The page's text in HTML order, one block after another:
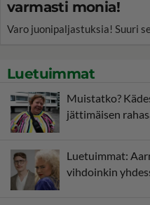
varmasti monia!
Varo juonipaljastuksia! Suuri
Luetuimmat
Muistatko?
jättimäisen
Luetuimmat:
vihdoinkin